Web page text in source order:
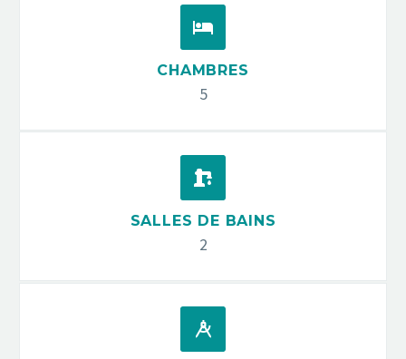


CHAMBRES
5


SALLES DE BAINS
2

